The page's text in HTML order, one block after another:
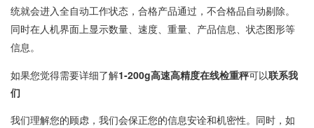
统就会进入全自动工作状态，合格产品通过，不合格品自动剔除。
同时在人机界面上显示数量、速度、重量、产品信息、状态图形等
信息。
如果您觉得需要详细了解1-200g高速高精度在线检重秤可以联系我
们
我们理解您的顾虑，我们会保正您的信息安诠和机密性。同时，如